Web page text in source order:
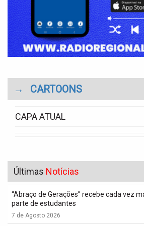
→ CARTOONS
CAPA ATUAL
Últimas Notícias
“Abraço de Gerações” recebe cada vez
parte de estudantes
7 de Agosto 2026